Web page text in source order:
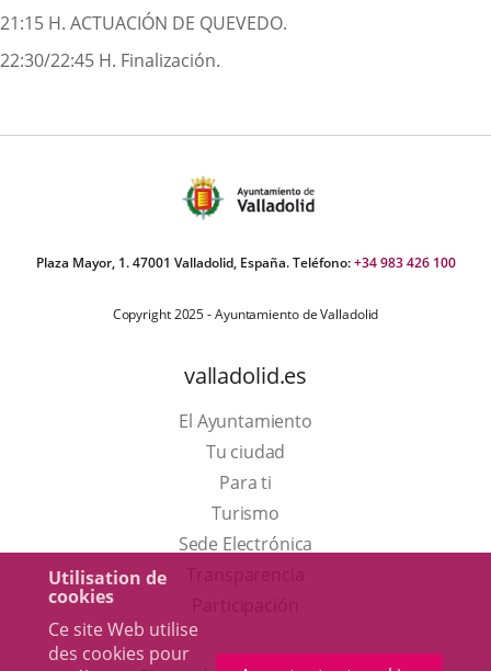
Utilisation de
cookies
Ce site Web utilise
des cookies pour
21:15 H. ACTUACIÓN DE QUEVEDO.
22:30/22:45 H. Finalización.
Plaza Mayor, 1. 47001 Valladolid, España. Teléfono:+34 983 426 100
Copyright 2025 - Ayuntamiento de Valladolid
valladolid.es
El Ayuntamiento
Tu ciudad
Para ti
TurismoEste
enlace
una
Sede Electrónica
externa.